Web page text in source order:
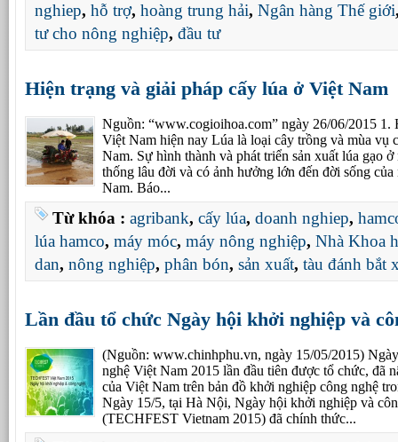
nghiep, hỗ trợ, hoàng trung hải, Ngân hàng Thế giới
tư cho nông nghiệp, đầu tư
Hiện trạng và giải pháp cấy lúa ở Việt Nam
Nguồn: “www.cogioihoa.com” ngày 26/06/2015 1.
Việt Nam hiện nay Lúa là loại cây trồng và mùa vụ
Nam. Sự hình thành và phát triển sản xuất lúa gạo
thống lâu đời và có ảnh hưởng lớn đến đời sống
Nam. Báo...
Từ khóa : agribank, cấy lúa, doanh nghiep,
lúa hamco, máy móc, máy nông nghiệp, Nhà Khoa
dan, nông nghiệp, phân bón, sản xuất, tàu đánh bắt
Lần đầu tổ chức Ngày hội khởi nghiệp và
(Nguồn: www.chinhphu.vn, ngày 15/05/2015)
nghệ Việt Nam 2015 lần đầu tiên được tổ chức, đã
của Việt Nam trên bản đồ khởi nghiệp công nghệ
Ngày 15/5, tại Hà Nội, Ngày hội khởi nghiệp và
(TECHFEST Vietnam 2015) đã chính thức...